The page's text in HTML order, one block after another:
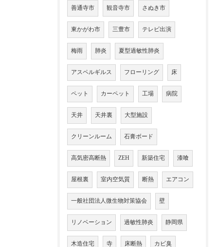
善通寺市 観音寺市 さぬき市
東かがわ市 三豊市 テレビ出演
梅雨 肺炎 夏型過敏性肺炎
アスペルギルス フローリング 床
ペット カーペット 工場 病院
天井 天井裏 大型施設
クリーンルーム 石膏ボード
高気密高断熱 ZEH 新築住宅 漆喰
屋根裏 室内空気質 断熱 エアコン
一般社団法人微生物対策協会 壁
リノベーション 過敏性肺炎 静岡県
木造住宅 寺 床断熱 カビ臭